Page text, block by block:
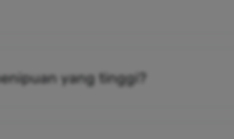
yang tinggi?